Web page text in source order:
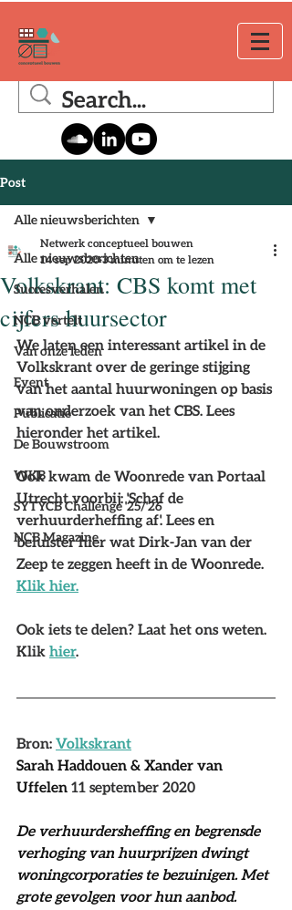
Post
Alle nieuwsberichten
Succesverhalen
NCB vertelt
Van onze leden
Event
Publicatie
De Bouwstroom
WKB
SYTYCB Challenge '25/'26
NCB Magazine
Alle nieuwsberichten
Volkskrant: CBS komt met
cijfers huursector
Netwerk conceptueel bouwen
14 sep 2020 3 minuten om te lezen
We laten een interessant artikel in de
Volkskrant over de geringe stijging
van het aantal huurwoningen op basis
van onderzoek van het CBS. Lees
hieronder het artikel.
Ook kwam de Woonrede van Portaal
Utrecht voorbij: 'Schaf de
verhuurderheffing af'. Lees en
beluister hier wat Dirk-Jan van der
Zeep te zeggen heeft in de Woonrede.
Klik hier.
Ook iets te delen? Laat het ons weten.
Klik hier.
Bron: Volkskrant
Sarah Haddouen & Xander van
Uffelen 11 september 2020
De verhuurdersheffing en begrensde
verhoging van huurprijzen dwingt
woningcorporaties te bezuinigen. Met
grote gevolgen voor hun aanbod.